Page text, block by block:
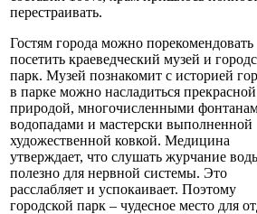
перестраивать.
Гостям города можно порекомендовать
посетить краеведческий музей и
парк. Музей познакомит с историей
в парке можно насладиться прекрасной
природой, многочисленными
водопадами и мастерски выполненной
художественной ковкой. Медицина
утверждает, что слушать журчание
полезно для нервной системы. Это
расслабляет и успокаивает. Поэтому
городской парк – чудесное место для